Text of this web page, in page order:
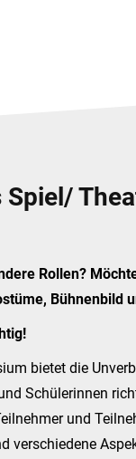
Spiel/
Rollen?
Bühnenbild
bietet die
Schülerinnen
und
verschiedene